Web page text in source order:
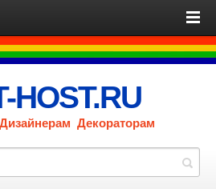
HOST.RU
Декораторам